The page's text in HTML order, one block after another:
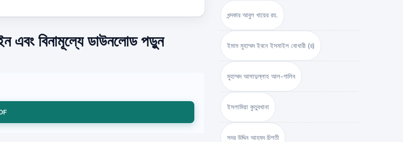
এবং বিনামূল্যে ডাউনলোড পড়ুন
খন্দকার আবুল খায়ের রহ.
ইমাম মুহাম্মদ ইবনে ইসমাইল বোখারী (র)
মুহাম্মদ আসাদুল্লাহ আল-গালিব
ইসলামিয়া কুতুবখানা
সদর উদ্দিন আহমদ চিশতী